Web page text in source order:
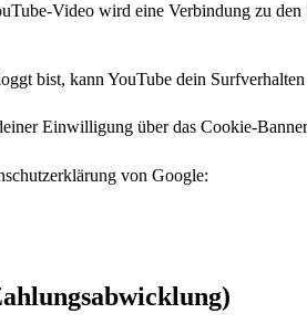
Video wird eine Verbindung zu
bist, kann YouTube dein
Einwilligung über das Cookie-
von Google: